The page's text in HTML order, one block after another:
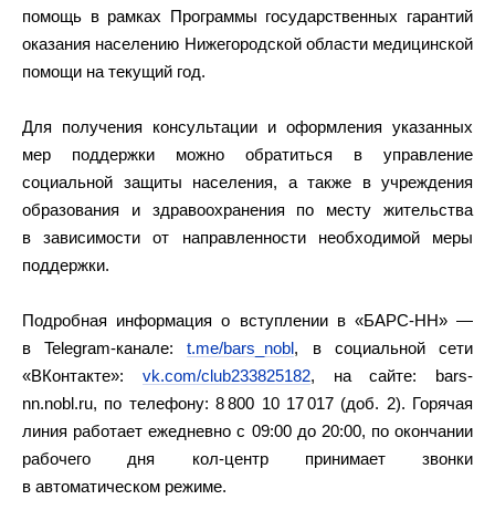
помощь в рамках Программы государственных гарантий
оказания населению Нижегородской области медицинской
помощи на текущий год.
Для получения консультации и оформления указанных
мер поддержки можно обратиться в управление
социальной защиты населения, а также в учреждения
образования и здравоохранения по месту жительства
в зависимости от направленности необходимой меры
поддержки.
Подробная информация о вступлении в «БАРС-НН» —
в Telegram-канале:t.me/bars_nobl, в социальной сети
«ВКонтакте»: vk.com/club233825182, на сайте: bars-
nn.nobl.ru, по телефону: 8 800 10 17 017 (доб. 2). Горячая
линия работает ежедневно с 09:00 до 20:00, по окончании
рабочего дня кол-центр принимает звонки
в автоматическом режиме.